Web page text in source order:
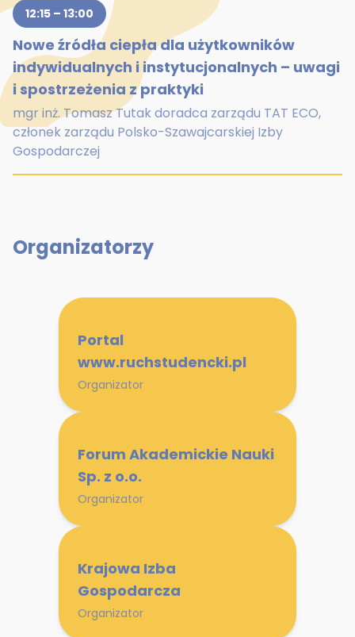
12:15 – 13:00
Nowe źródła ciepła dla użytkowników
indywidualnych i instytucjonalnych – uwagi
i spostrzeżenia z praktyki
mgr inż. Tomasz Tutak doradca zarządu TAT ECO,
członek zarządu Polsko-Szawajcarskiej Izby
Gospodarczej
Organizatorzy
Portal
www.ruchstudencki.pl
Organizator
Forum Akademickie Nauki
Sp. z o.o.
Organizator
Krajowa Izba
Gospodarcza
Organizator